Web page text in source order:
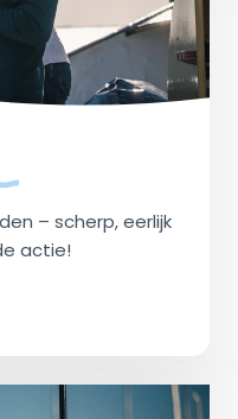
– scherp, eerlijk
actie!